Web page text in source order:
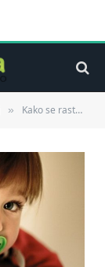
» Kako se rastati sa cuclom (ili dudom varalicom)?